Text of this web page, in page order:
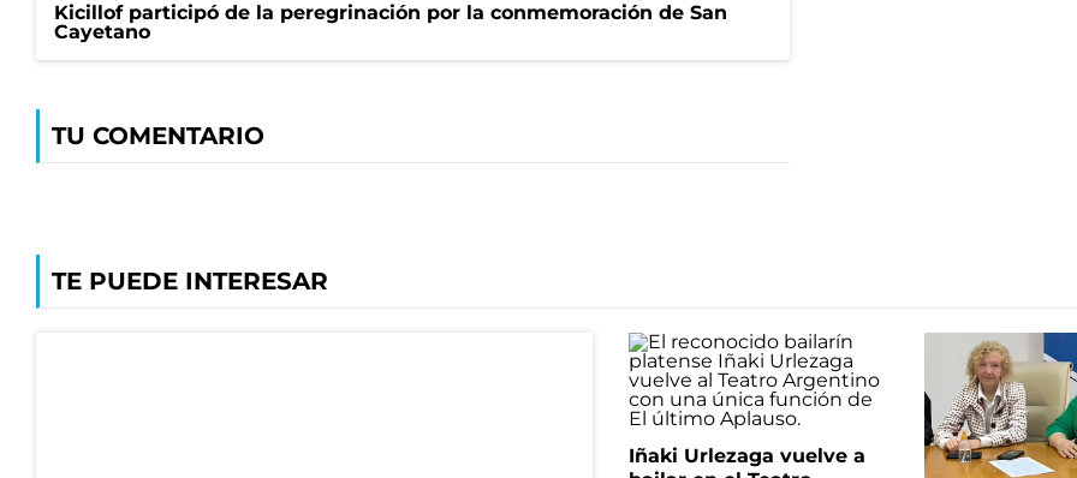
Kicillof participó de la peregrinación por la conmemoración de San
Cayetano
TU COMENTARIO
TE PUEDE INTERESAR
Iñaki Urlezaga vuelve a